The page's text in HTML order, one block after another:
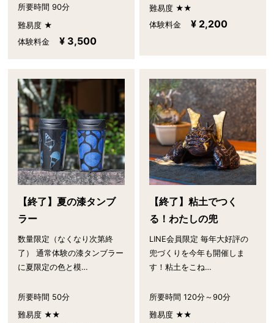
所要時間 90分
難易度 ★
体験料金
¥ 3,500
難易度 ★★
体験料金
¥ 2,200
【終了】夏の漆タンブ
ラー
数量限定（なくなり次第終
了） 通常体験の漆タンブラー
に夏限定の色と模…
所要時間 50分
難易度 ★★
【終了】粘土でつく
る！わたしの兜
LINE会員限定 毎年大好評の
兜づくりを今年も開催しま
す！粘土をこね…
所要時間 120分～90分
難易度 ★★